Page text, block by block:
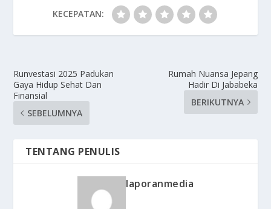
KECEPATAN:
Runvestasi 2025 Padukan
Gaya Hidup Sehat Dan
Finansial
SEBELUMNYA
Rumah Nuansa Jepang
Hadir Di Jababeka
BERIKUTNYA
TENTANG PENULIS
laporanmedia